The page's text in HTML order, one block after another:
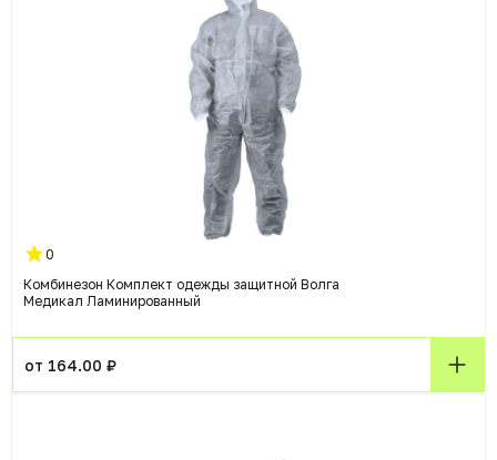
0
Комбинезон Комплект одежды защитной Волга
Медикал Ламинированный
от 164.00 ₽